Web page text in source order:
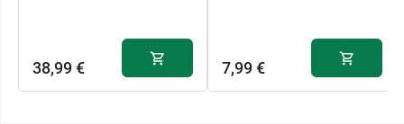
38,99 € 7,99 €